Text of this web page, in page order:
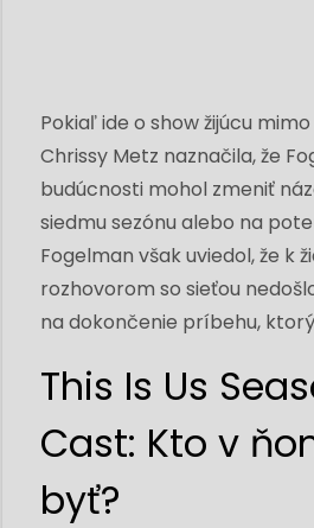
Pokiaľ ide o show žijúcu
Chrissy Metz naznačila, že
budúcnosti mohol zmeniť
siedmu sezónu alebo na
Fogelman však uviedol, že k
rozhovorom so sieťou
na dokončenie príbehu,
This Is Us
Cast: Kto v
byť?